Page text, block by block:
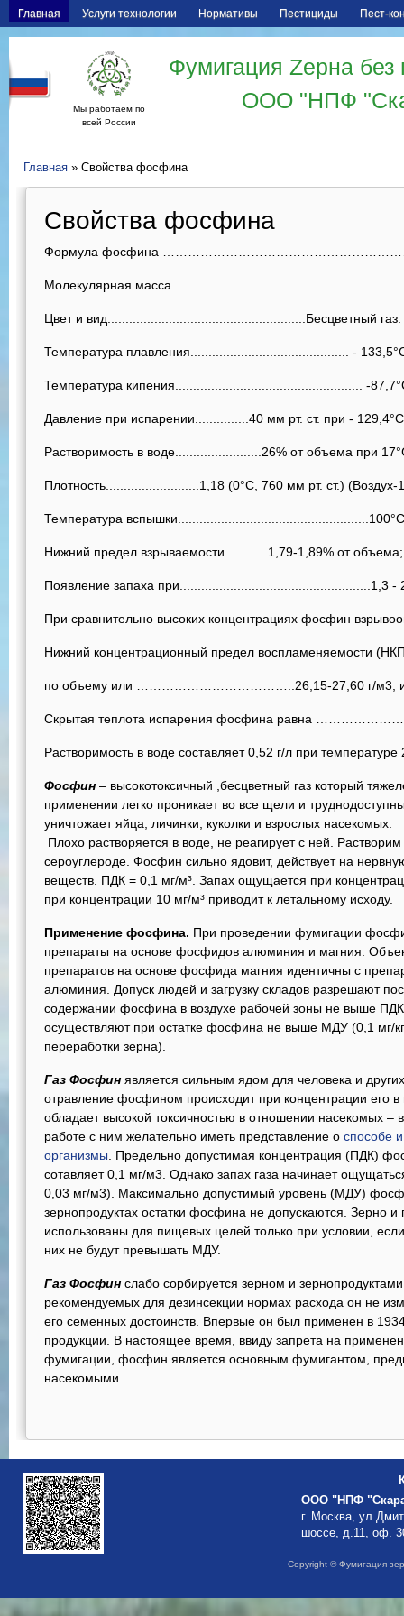
Главная Услуги технологии Нормативы Пестициды Пест-
Мы работаем по
всей России
Фумигация Zерна
ООО "НПФ
Главная » Свойства фосфина
Свойства фосфина
Формула фосфина
Молекулярная масса
Цвет и вид.......................................................Бесцветный газ.
Температура плавления............................................ -
Температура кипения.................................................... -
Давление при испарении...............40 мм рт. ст. при -
Растворимость в воде........................26% от объема при
Плотность..........................1,18 (0°С, 760 мм рт. ст.) (Воздух-
Температура
Нижний предел взрываемости........... 1,79-1,89% от объема;
Появление запаха при.....................................................1,3 -
При сравнительно высоких концентрациях фосфин
Нижний концентрационный предел воспламеняемости
по объему или ………………………………..26,15-27,60 г/м3,
Скрытая теплота испарения фосфина равна
Растворимость в воде составляет 0,52 г/л при
Фосфин – высокотоксичный ,бесцветный газ который
применении легко проникает во все щели и
уничтожает яйца, личинки, куколки и взрослых насекомых.
Плохо растворяется в воде, не реагирует с ней.
сероуглероде. Фосфин сильно ядовит, действует на
веществ. ПДК = 0,1 мг/м³. Запах ощущается при
при концентрации 10 мг/м³ приводит к летальному исходу.
Применение фосфина. При проведении фумигации
препараты на основе фосфидов алюминия и магния.
препаратов на основе фосфида магния идентичны с
алюминия. Допуск людей и загрузку складов разрешают
содержании фосфина в воздухе рабочей зоны не выше
осуществляют при остатке фосфина не выше МДУ (0,1 мг/
переработки зерна).
Газ Фосфин является сильным ядом для человека и
отравление фосфином происходит при концентрации его
обладает высокой токсичностью в отношении насекомых –
работе с ним желательно иметь представление о способе
организмы . Предельно допустимая концентрация (ПДК)
сотавляет 0,1 мг/м3. Однако запах газа начинает
0,03 мг/м3). Максимально допустимый уровень (МДУ)
зернопродуктах остатки фосфина не допускаются. Зерно и
использованы для пищевых целей только при условии,
них не будут превышать МДУ.
Газ Фосфин слабо сорбируется зерном и
рекомендуемых для дезинсекции нормах расхода он не
его семенных достоинств. Впервые он был применен в
продукции. В настоящее время, ввиду запрета на
фумигации, фосфин является основным фумигантом,
насекомыми.
ООО "НПФ
г. Москва,
шоссе, д.11, оф.
Copyright © Фумигация